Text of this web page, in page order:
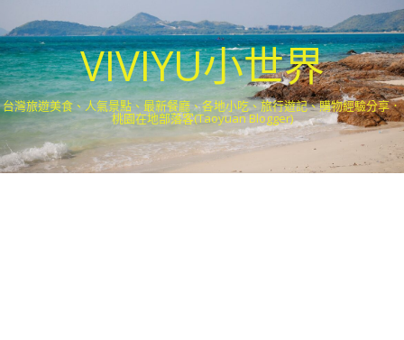
VIVIYU小世界
台灣旅遊美食、人氣景點、最新餐廳、各地小吃、旅行遊記、購物經驗分享．
桃園在地部落客(Taoyuan Blogger)